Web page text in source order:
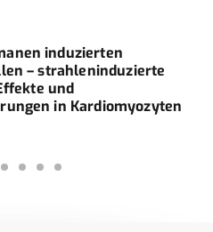
induzierten
– strahleninduzierte
und
in Kardiomyozyten